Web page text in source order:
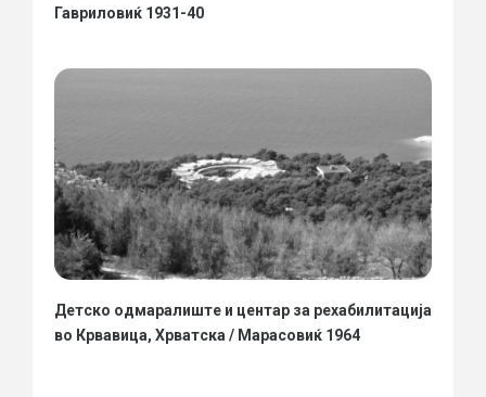
Гавриловиќ 1931-40
Детско одмаралиште и центар за рехабилитација
во Крвавица, Хрватска / Марасовиќ 1964